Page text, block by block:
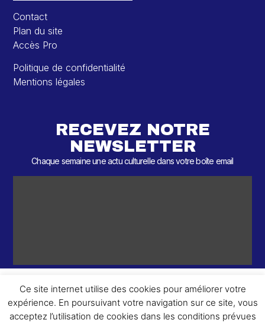
Contact
Plan du site
Accès Pro
Politique de confidentialité
Mentions légales
RECEVEZ NOTRE
NEWSLETTER
Chaque semaine une actu culturelle dans votre boîte email
© 2026 – 2 ème Round – Tous droits réservés.
Ce site internet utilise des cookies pour améliorer votre
expérience. En poursuivant votre navigation sur ce site, vous
acceptez l’utilisation de cookies dans les conditions prévues